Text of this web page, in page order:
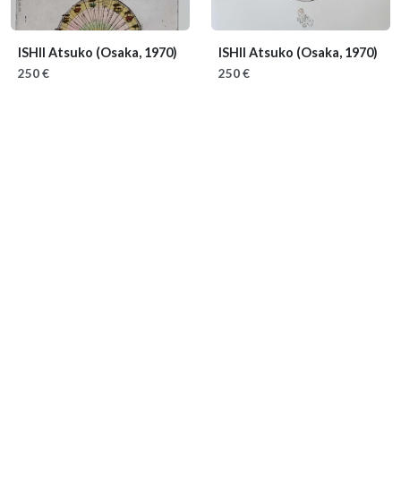
ISHII Atsuko (Osaka, 1970)
250 €
ISHII Atsuko (Osaka, 1970)
250 €